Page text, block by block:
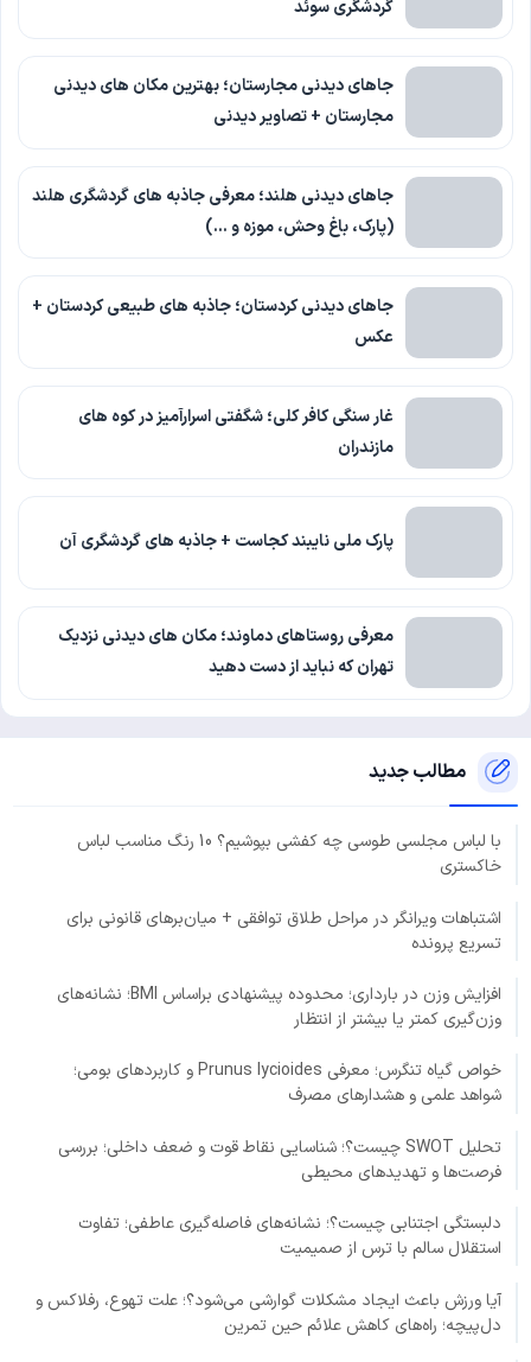
گردشگری سوئد
جاهای دیدنی مجارستان؛ بهترین مکان های دیدنی
مجارستان + تصاویر دیدنی
جاهای دیدنی هلند؛ معرفی جاذبه های گردشگری هلند
(پارک، باغ وحش، موزه و …)
جاهای دیدنی کردستان؛ جاذبه های طبیعی کردستان +
عکس
غار سنگی کافر کلی؛ شگفتی اسرارآمیز در کوه های
مازندران
پارک ملی نایبند کجاست + جاذبه های گردشگری آن
معرفی روستاهای دماوند؛ مکان های دیدنی نزدیک
تهران که نباید از دست دهید
مطالب جدید
با لباس مجلسی طوسی چه کفشی بپوشیم؟ 10 رنگ مناسب لباس
خاکستری
اشتباهات ویرانگر در مراحل طلاق توافقی + میان‌برهای قانونی برای
تسریع پرونده
افزایش وزن در بارداری؛ محدوده پیشنهادی براساس BMI؛ نشانه‌های
وزن‌گیری کمتر یا بیشتر از انتظار
خواص گیاه تنگرس؛ معرفی Prunus lycioides و کاربردهای بومی؛
شواهد علمی و هشدارهای مصرف
تحلیل SWOT چیست؟؛ شناسایی نقاط قوت و ضعف داخلی؛ بررسی
فرصت‌ها و تهدیدهای محیطی
دلبستگی اجتنابی چیست؟؛ نشانه‌های فاصله‌گیری عاطفی؛ تفاوت
استقلال سالم با ترس از صمیمیت
آیا ورزش باعث ایجاد مشکلات گوارشی می‌شود؟؛ علت تهوع، رفلاکس و
دل‌پیچه؛ راه‌های کاهش علائم حین تمرین